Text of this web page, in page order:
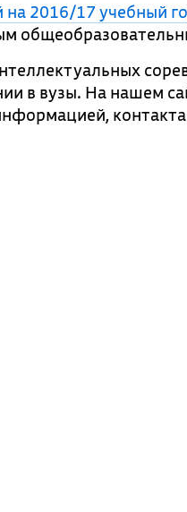
2016/17 учебный
в вузы. На нашем